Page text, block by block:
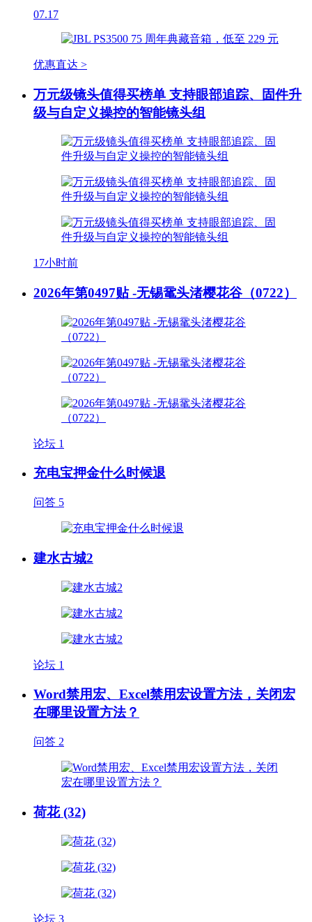
07.17
优惠直达 >
万元级镜头值得买榜单 支持眼部追踪、固件升
级与自定义操控的智能镜头组
17小时前
2026年第0497贴 -无锡鼋头渚樱花谷（0722）
论坛 1
充电宝押金什么时候退
问答 5
建水古城2
论坛 1
Word禁用宏、Excel禁用宏设置方法，关闭宏
在哪里设置方法？
问答 2
荷花 (32)
论坛 3